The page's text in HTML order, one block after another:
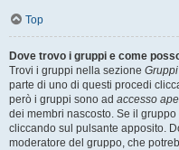
Top
Dove trovo i gruppi e come
Trovi i gruppi nella sezione Gruppi
parte di uno di questi procedi
però i gruppi sono ad accesso
dei membri nascosto. Se il
cliccando sul pulsante apposito.
moderatore del gruppo, che